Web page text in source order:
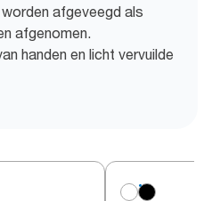
afgeveegd als
afgenomen.
handen en licht vervuilde